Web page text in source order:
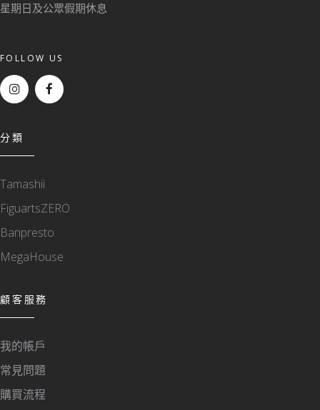
星期日及公眾假期休息
FOLLOW US
分類
Tamashii
FiguartsZERO
Banpresto
MegaHouse
顧客服務
我的帳戶
常見問題
購買流程